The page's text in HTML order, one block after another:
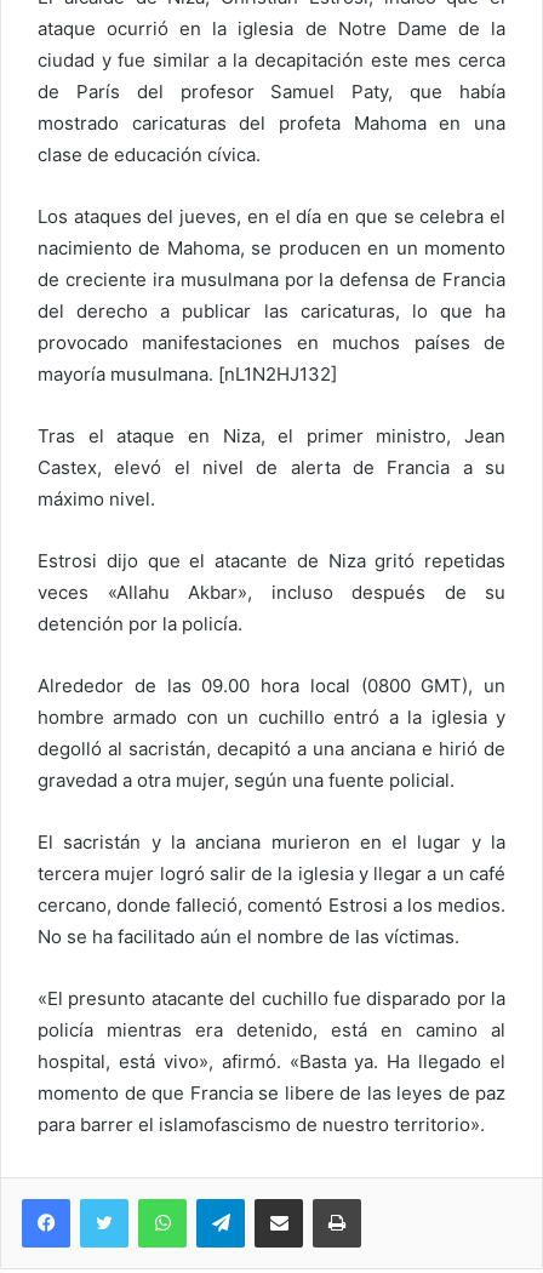
ataque ocurrió en la iglesia de Notre Dame de la
ciudad y fue similar a la decapitación este mes cerca
de París del profesor Samuel Paty, que había
mostrado caricaturas del profeta Mahoma en una
clase de educación cívica.
Los ataques del jueves, en el día en que se celebra el
nacimiento de Mahoma, se producen en un momento
de creciente ira musulmana por la defensa de Francia
del derecho a publicar las caricaturas, lo que ha
provocado manifestaciones en muchos países de
mayoría musulmana. [nL1N2HJ132]
Tras el ataque en Niza, el primer ministro, Jean
Castex, elevó el nivel de alerta de Francia a su
máximo nivel.
Estrosi dijo que el atacante de Niza gritó repetidas
veces «Allahu Akbar», incluso después de su
detención por la policía.
Alrededor de las 09.00 hora local (0800 GMT), un
hombre armado con un cuchillo entró a la iglesia y
degolló al sacristán, decapitó a una anciana e hirió de
gravedad a otra mujer, según una fuente policial.
El sacristán y la anciana murieron en el lugar y la
tercera mujer logró salir de la iglesia y llegar a un café
cercano, donde falleció, comentó Estrosi a los medios.
No se ha facilitado aún el nombre de las víctimas.
«El presunto atacante del cuchillo fue disparado por la
policía mientras era detenido, está en camino al
hospital, está vivo», afirmó. «Basta ya. Ha llegado el
momento de que Francia se libere de las leyes de paz
para barrer el islamofascismo de nuestro territorio».
WhatsAppTelegramCompartir via Email Imprimi